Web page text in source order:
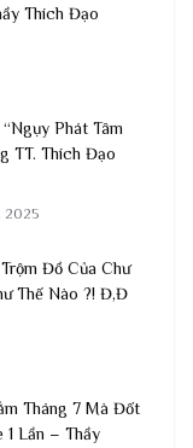
Thích Đạo
Phát Tâm
TT. Thích Đạo
2025
Đồ Của Chư
Thế Nào ?! Đ,Đ
Tháng 7 Mà Đốt
1 Lần – Thầy